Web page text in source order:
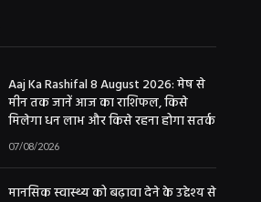
Aaj Ka Rashifal 8 August 2026: मेष से
मीन तक जानें आज का राशिफल, किसे
मिलेगा धन लाभ और किसे रहना होगा सतर्क
07/08/2026
मानसिक स्वास्थ्य को बढ़ावा देने के उद्देश्य से